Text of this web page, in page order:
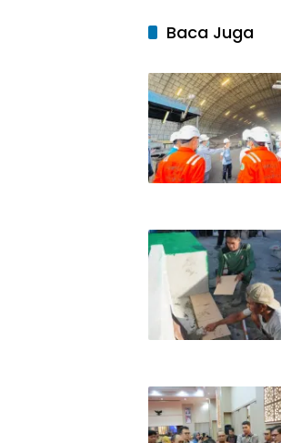
Baca Juga